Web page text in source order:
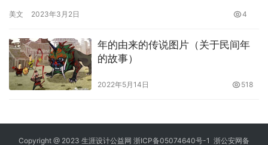
美文 2023年3月2日 4
年的由来的传说图片（关于民间年
的故事）
2022年5月14日 518
Copyright @ 2023 生涯设计公益网 浙ICP备05074640号-1 浙公安网备